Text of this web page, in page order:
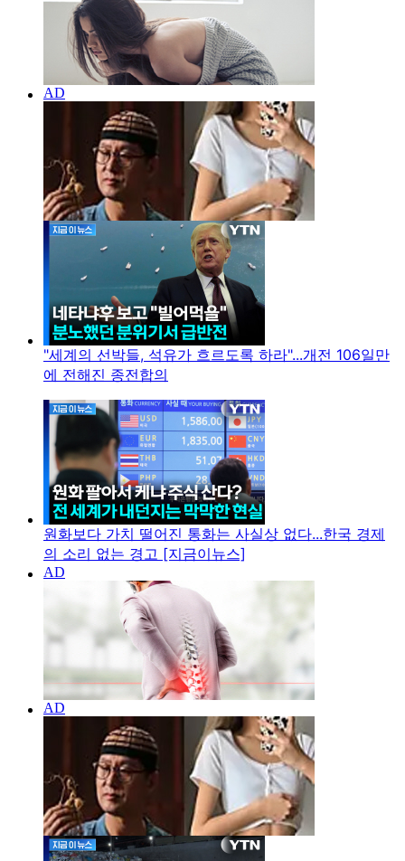
"세계의 선박들, 석유가 흐르도록 하라"...개전 106일만
에 전해진 종전합의
원화보다 가치 떨어진 통화는 사실상 없다...한국 경제
의 소리 없는 경고 [지금이뉴스]